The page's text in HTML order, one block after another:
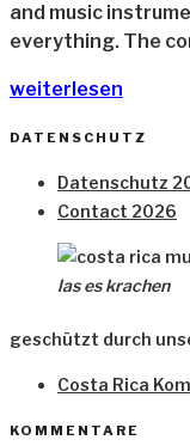
and music
everything. The
„Jungle
weiterlesen
DATENSCHUTZ
Datenschutz
Contact 2026
las es krachen
geschützt durch
Costa Rica
KOMMENTARE